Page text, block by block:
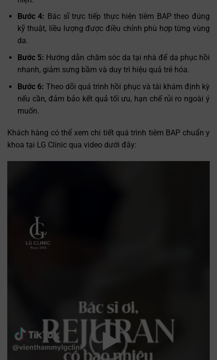
Bước 4: Bác sĩ trực tiếp thực hiện tiêm BAP theo đúng
kỹ thuật, liều lượng được điều chỉnh phù hợp từng vùng
da.
Bước 5: Hướng dẫn chăm sóc da tại nhà để da phục hồi
nhanh, giảm sưng bầm và duy trì hiệu quả trẻ hóa.
Bước 6: Theo dõi quá trình hồi phục và tái khám định kỳ
nếu cần, đảm bảo kết quả tối ưu, hạn chế rủi ro ngoài ý
muốn.
Khách hàng có thể xem chi tiết quá trình tiêm BAP chuẩn y
khoa tại LG Clinic qua video dưới đây: